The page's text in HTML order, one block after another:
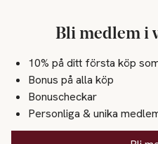
Bli medlem i
10% på ditt första köp
Bonus på alla köp
Bonuscheckar
Personliga & unika